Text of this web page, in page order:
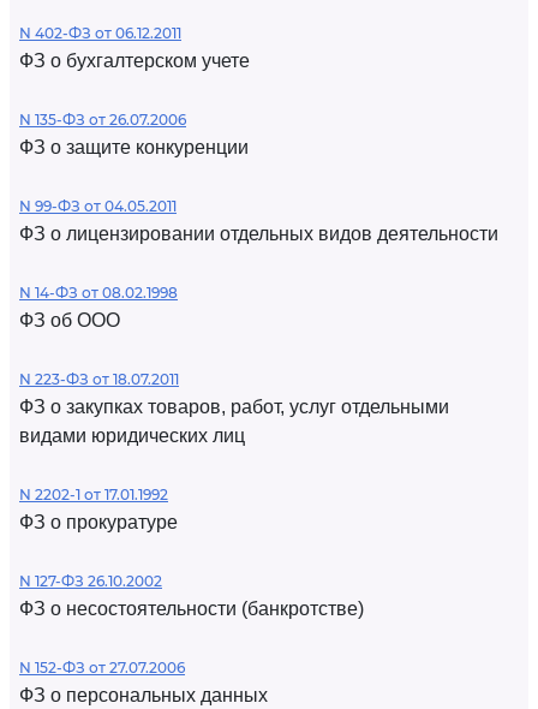
N 402-ФЗ от 06.12.2011
ФЗ о бухгалтерском учете
N 135-ФЗ от 26.07.2006
ФЗ о защите конкуренции
N 99-ФЗ от 04.05.2011
ФЗ о лицензировании отдельных видов деятельности
N 14-ФЗ от 08.02.1998
ФЗ об ООО
N 223-ФЗ от 18.07.2011
ФЗ о закупках товаров, работ, услуг отдельными
видами юридических лиц
N 2202-1 от 17.01.1992
ФЗ о прокуратуре
N 127-ФЗ 26.10.2002
ФЗ о несостоятельности (банкротстве)
N 152-ФЗ от 27.07.2006
ФЗ о персональных данных